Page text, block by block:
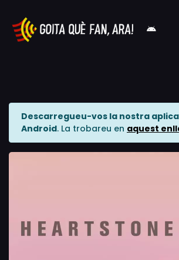
Descarregueu-vos la nostra
Android. La trobareu en aquest